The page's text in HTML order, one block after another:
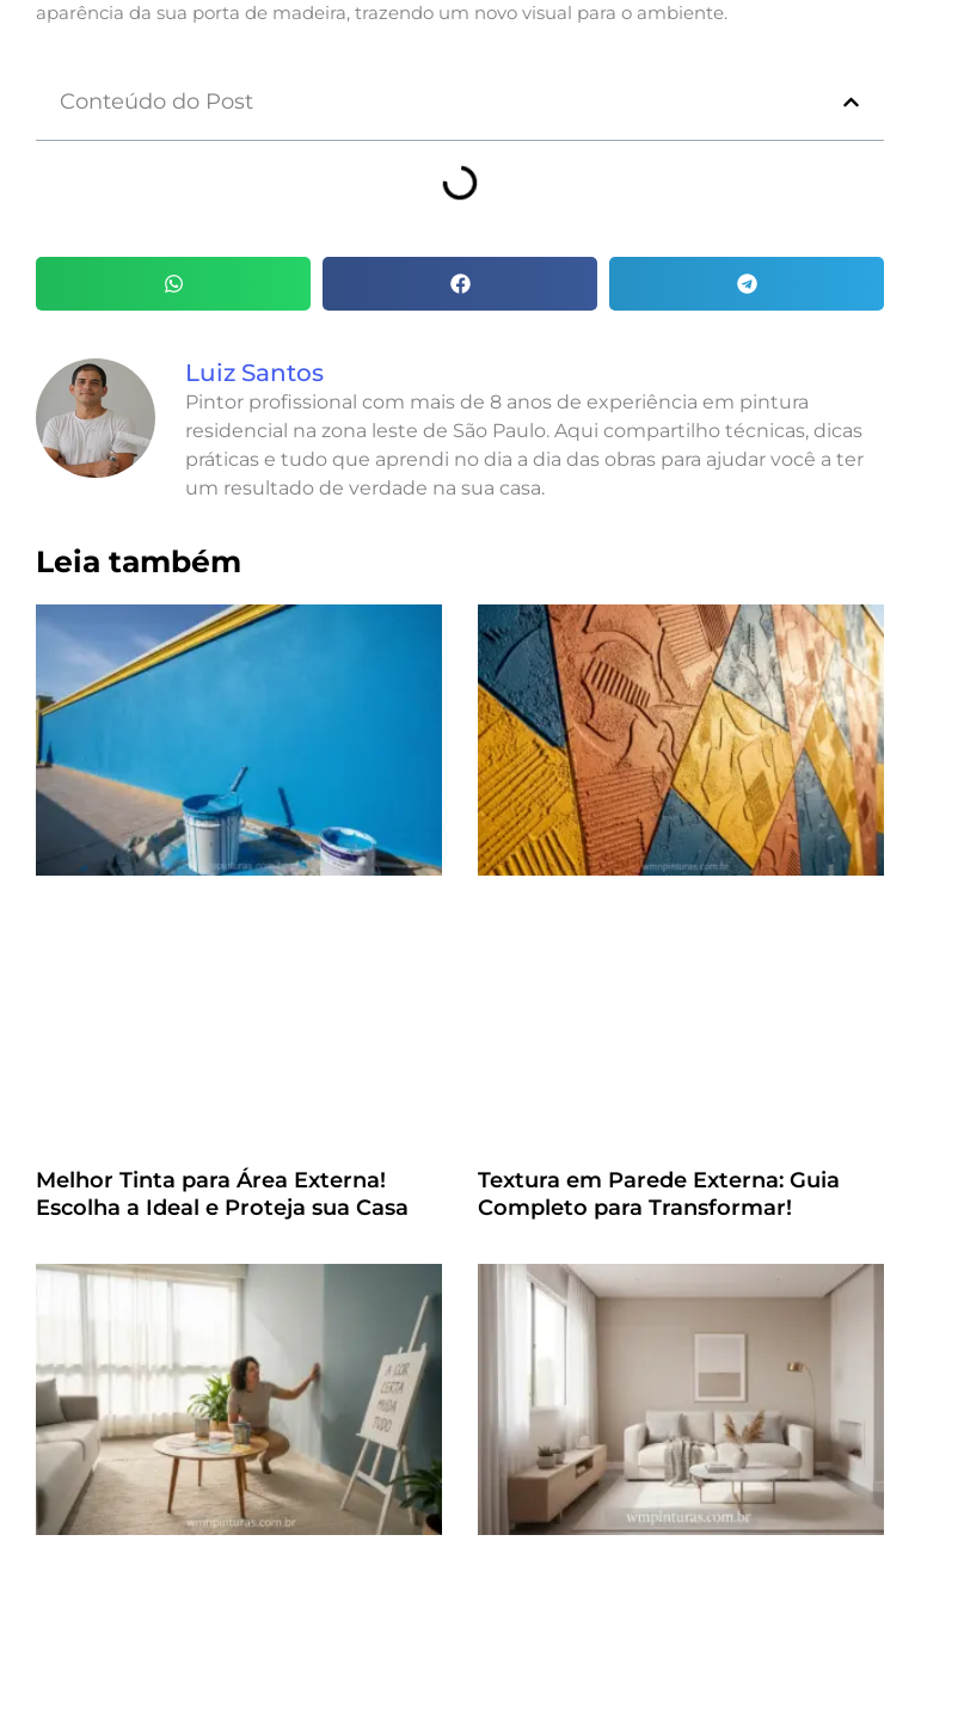
aparência da sua porta de madeira, trazendo um novo visual para o ambiente.
Conteúdo do Post
Luiz Santos
Pintor profissional com mais de 8 anos de experiência em pintura
residencial na zona leste de São Paulo. Aqui compartilho técnicas, dicas
práticas e tudo que aprendi no dia a dia das obras para ajudar você a ter
um resultado de verdade na sua casa.
Leia também
Melhor Tinta para Área Externa!
Escolha a Ideal e Proteja sua Casa
Textura em Parede Externa: Guia
Completo para Transformar!